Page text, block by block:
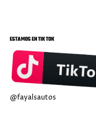
ESTAMOS EN TIK TOK
@fayalsautos